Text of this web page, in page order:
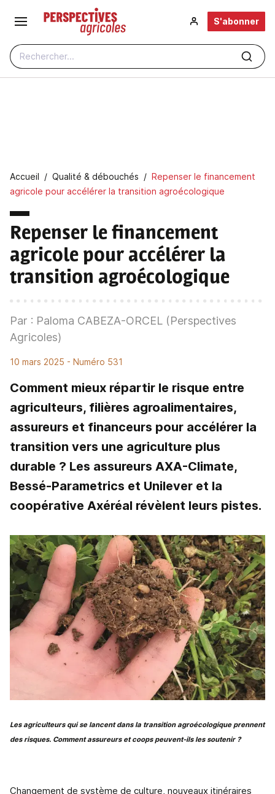
Aller au contenu principal
Rechercher...
S'abonner
Fil d'Ariane
Accueil Qualité & débouchés
Repenser le financement
agricole pour accélérer la transition agroécologique
Repenser le financement
agricole pour accélérer la
transition agroécologique
Par : Paloma CABEZA-ORCEL (Perspectives
Agricoles)
10 mars 2025 - Numéro 531
Comment mieux répartir le risque entre
agriculteurs, filières agroalimentaires,
assureurs et financeurs pour accélérer la
transition vers une agriculture plus
durable ? Les assureurs AXA-Climate,
Bessé-Parametrics et Unilever et la
coopérative Axéréal révèlent leurs pistes.
Les agriculteurs qui se lancent dans la transition agroécologique prennent
des risques. Comment assureurs et coops peuvent-ils les soutenir ?
Changement de système de culture, nouveaux itinéraires